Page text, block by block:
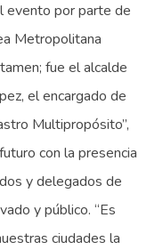
evento por parte de
Metropolitana
fue el alcalde
el encargado de
Multipropósito”,
con la presencia
y delegados de
y público. “Es
ciudades la